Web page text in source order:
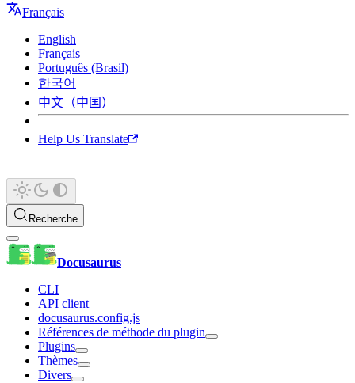
Français
English
Français
Português (Brasil)
한국어
中文（中国）
Help Us Translate
Recherche
Docusaurus
CLI
API client
docusaurus.config.js
Références de méthode du plugin
Plugins
Thèmes
Divers